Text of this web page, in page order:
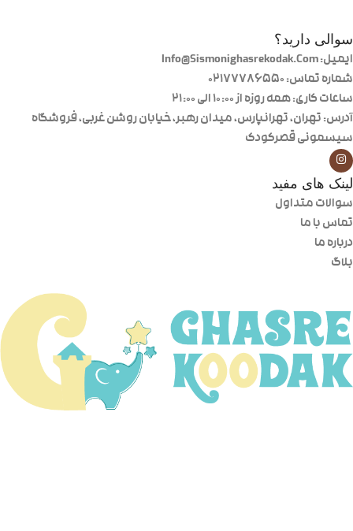
سوالی دارید؟
ایمیل: Info@Sismonighasrekodak.Com
شماره تماس: 02177786550
ساعات کاری: همه روزه از ۱۰:۰۰ الی ۲۱:۰۰
آدرس: تهران، تهرانپارس، میدان رهبر، خیابان روشن غربی، فروشگاه
سیسمونی قصرکودک
لینک های مفید
سوالات متداول
تماس با ما
درباره ما
بلاگ